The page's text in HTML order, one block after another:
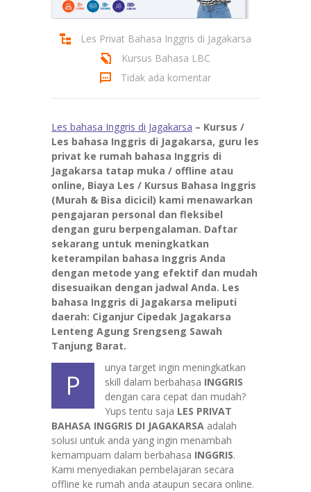
Les Privat Bahasa Inggris di Jagakarsa
Kursus Bahasa LBC
Tidak ada komentar
Les bahasa Inggris di Jagakarsa – Kursus /
Les bahasa Inggris di Jagakarsa, guru les
privat ke rumah bahasa Inggris di
Jagakarsa tatap muka / offline atau
online, Biaya Les / Kursus Bahasa Inggris
(Murah & Bisa dicicil) kami menawarkan
pengajaran personal dan fleksibel
dengan guru berpengalaman. Daftar
sekarang untuk meningkatkan
keterampilan bahasa Inggris Anda
dengan metode yang efektif dan mudah
disesuaikan dengan jadwal Anda. Les
bahasa Inggris di Jagakarsa meliputi
daerah: Ciganjur Cipedak Jagakarsa
Lenteng Agung Srengseng Sawah
Tanjung Barat.
P
unya target ingin meningkatkan
skill dalam berbahasa INGGRIS
dengan cara cepat dan mudah?
Yups tentu saja LES PRIVAT
BAHASA INGGRIS DI JAGAKARSA adalah
solusi untuk anda yang ingin menambah
kemampuam dalam berbahasa INGGRIS.
Kami menyediakan pembelajaran secara
offline ke rumah anda ataupun secara online.